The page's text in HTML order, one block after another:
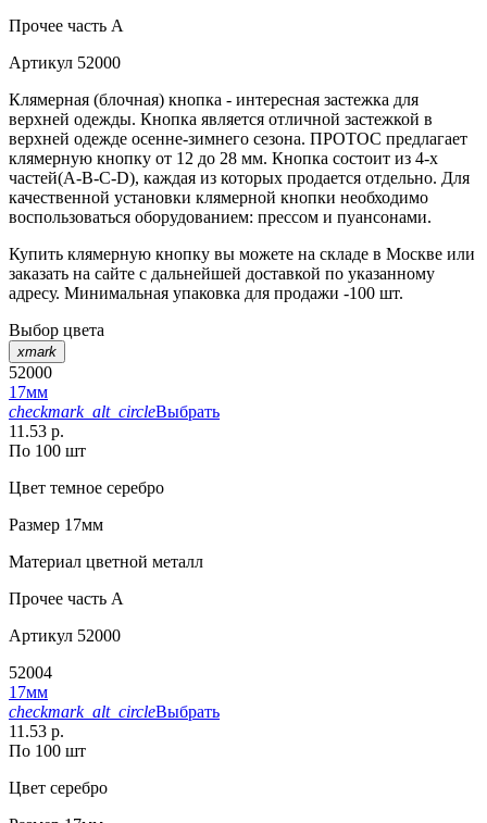
Прочее часть A
Артикул 52000
Клямерная (блочная) кнопка - интересная застежка для
верхней одежды. Кнопка является отличной застежкой в
верхней одежде осенне-зимнего сезона. ПРОТОС предлагает
клямерную кнопку от 12 до 28 мм. Кнопка состоит из 4-х
частей(А-В-С-D), каждая из которых продается отдельно. Для
качественной установки клямерной кнопки необходимо
воспользоваться оборудованием: прессом и пуансонами.
Купить клямерную кнопку вы можете на складе в Москве или
заказать на сайте с дальнейшей доставкой по указанному
адресу. Минимальная упаковка для продажи -100 шт.
Выбор цвета
xmark
52000
17мм
checkmark_alt_circleВыбрать
11.53 р.
По 100 шт
Цвет темное серебро
Размер 17мм
Материал цветной металл
Прочее часть A
Артикул 52000
52004
17мм
checkmark_alt_circleВыбрать
11.53 р.
По 100 шт
Цвет серебро